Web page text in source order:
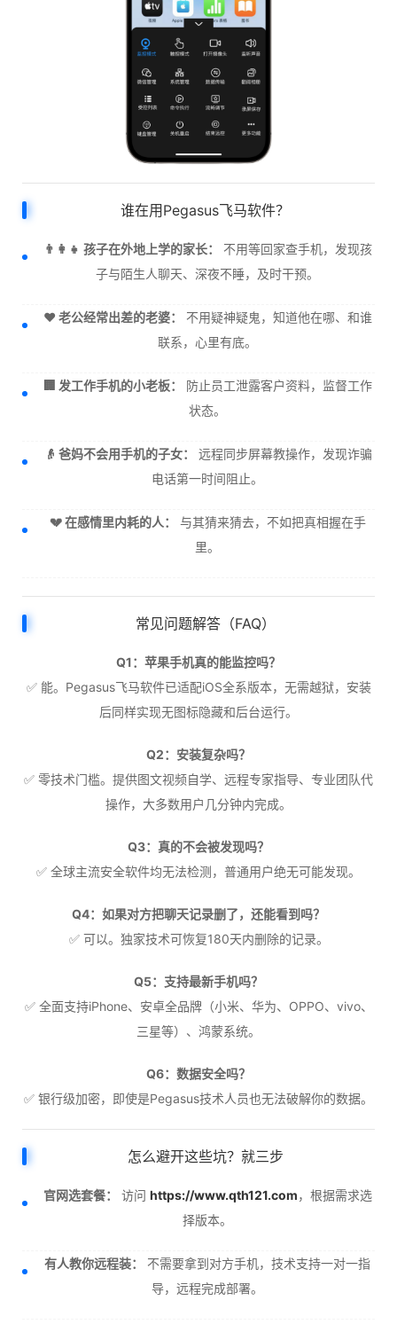
谁在用Pegasus飞马软件？
👨‍👩‍👧 孩子在外地上学的家长：
不用等回家查手机，发现孩
子与陌生人聊天、深夜不睡，及时干预。
❤️ 老公经常出差的老婆：
不用疑神疑鬼，知道他在哪、和谁
联系，心里有底。
🏢 发工作手机的小老板：
防止员工泄露客户资料，监督工作
状态。
👴 爸妈不会用手机的子女：
远程同步屏幕教操作，发现诈骗
电话第一时间阻止。
💔 在感情里内耗的人：
与其猜来猜去，不如把真相握在手
里。
常见问题解答（FAQ）
Q1：苹果手机真的能监控吗？
✅ 能。Pegasus飞马软件已适配iOS全系版本，无需越狱，安装
后同样实现无图标隐藏和后台运行。
Q2：安装复杂吗？
✅ 零技术门槛。提供图文视频自学、远程专家指导、专业团队代
操作，大多数用户几分钟内完成。
Q3：真的不会被发现吗？
✅ 全球主流安全软件均无法检测，普通用户绝无可能发现。
Q4：如果对方把聊天记录删了，还能看到吗？
✅ 可以。独家技术可恢复180天内删除的记录。
Q5：支持最新手机吗？
✅ 全面支持iPhone、安卓全品牌（小米、华为、OPPO、vivo、
三星等）、鸿蒙系统。
Q6：数据安全吗？
✅ 银行级加密，即使是Pegasus技术人员也无法破解你的数据。
怎么避开这些坑？就三步
官网选套餐： 访问 https://www.qth121.com，根据需求选
择版本。
有人教你远程装：
不需要拿到对方手机，技术支持一对一指
导，远程完成部署。